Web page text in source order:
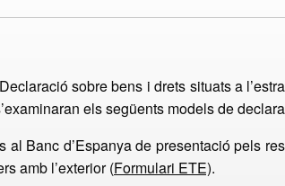
sobre bens i drets situats a
els següents models de
Banc d’Espanya de presentació pels
amb l’exterior (Formulari ETE).